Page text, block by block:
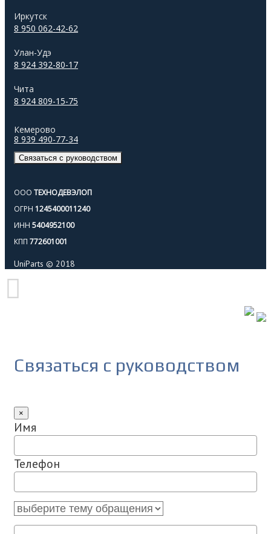
Иркутск
8 950 062-42-62
Улан-Удэ
8 924 392-80-17
Чита
8 924 809-15-75
Кемерово
8 939 490-77-34
Связаться с руководством
ООО ТЕХНОДЕВЭЛОП
ОГРН 1245400011240
ИНН 5404952100
КПП 772601001
UniParts © 2018
Связаться с руководством
×
Имя
Телефон